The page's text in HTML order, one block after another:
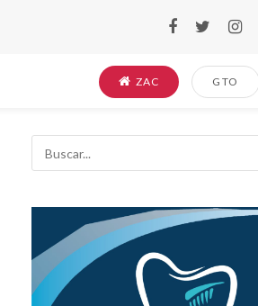
ZAC GTO